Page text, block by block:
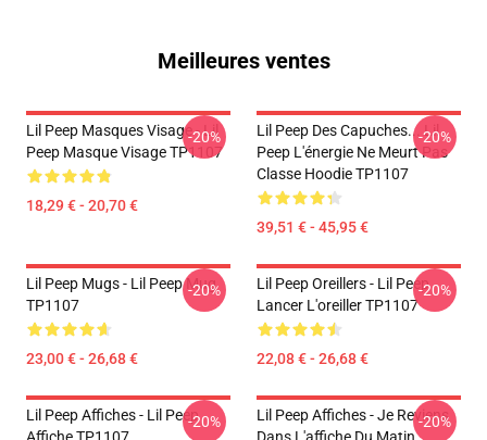
Meilleures ventes
Lil Peep Masques Visage - Lil
Peep Masque Visage TP1107
18,29 € - 20,70 €
-20%
Lil Peep Des Capuches... Lil
Peep L'énergie Ne Meurt Pas
Classe Hoodie TP1107
39,51 € - 45,95 €
-20%
Lil Peep Mugs - Lil Peep Mug
TP1107
23,00 € - 26,68 €
-20%
Lil Peep Oreillers - Lil Peep
Lancer L'oreiller TP1107
22,08 € - 26,68 €
-20%
Lil Peep Affiches - Lil Peep-20%
Lil Peep Affiches - Je Reviens
-20%